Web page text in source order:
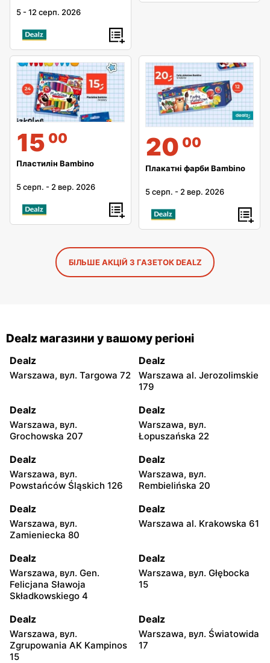
5 -12 серп. 2026
15 00
Пластилін Bambino
5 серп. - 2 вер. 2026
20 00
Плакатні фарби Bambino
5 серп. - 2 вер. 2026
БІЛЬШЕ АКЦІЙ З ГАЗЕТОК DEALZ
Dealz магазини у вашому регіоні
Dealz
Warszawa, вул. Targowa 72
Dealz
Warszawa al. Jerozolimskie
179
Dealz
Warszawa, вул.
Grochowska 207
Dealz
Warszawa, вул.
Łopuszańska 22
Dealz
Warszawa, вул.
Powstańców Śląskich 126
Dealz
Warszawa, вул.
Rembielińska 20
Dealz
Warszawa, вул.
Zamieniecka 80
Dealz
Warszawa al. Krakowska 61
Dealz
Warszawa, вул. Gen.
Felicjana Sławoja
Składkowskiego 4
Dealz
Warszawa, вул. Głębocka
15
Dealz
Warszawa, вул.
Zgrupowania AK Kampinos
15
Dealz
Warszawa, вул. Światowida
17